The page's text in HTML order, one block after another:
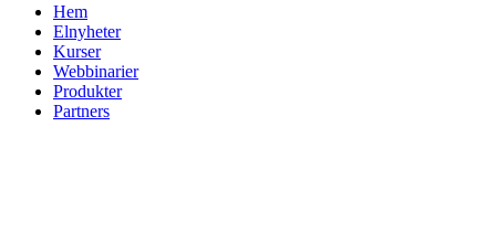
Hem
Elnyheter
Kurser
Webbinarier
Produkter
Partners